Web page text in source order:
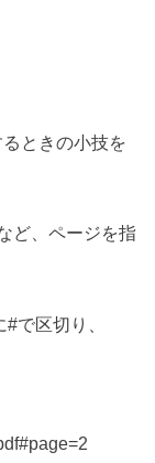
ときの小技を
ど、ページを指
で区切り、